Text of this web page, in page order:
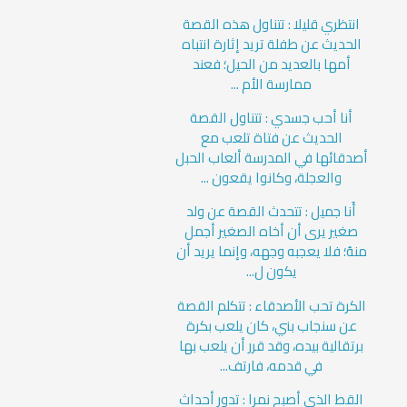
انتظري قليلا : تتناول هذه القصة
الحديث عن طفلة تريد إثارة انتباه
أمها بالعديد من الحيل؛ فعند
ممارسة الأم ...
أنا أحب جسدي : تتناول القصة
الحديث عن فتاة تلعب مع
أصدقائها في المدرسة ألعاب الحبل
والعجلة، وكانوا يقعون ...
أَنا جميل : تتحدث القصة عن ولد
صغير يرى أن أخاه الصغير أجمل
منهُ؛ فلا يعجبه وجهه، وإنما يريد أن
يكون ل...
الكرة تحب الأصدقاء : تتكلم القصة
عن سنجاب بني، كان يلعب بكرة
برتقالية بيده، وقد قرر أن يلعب بها
في قدمه، فارتف...
القط الذي أصبح نمرا : تدور أحداث